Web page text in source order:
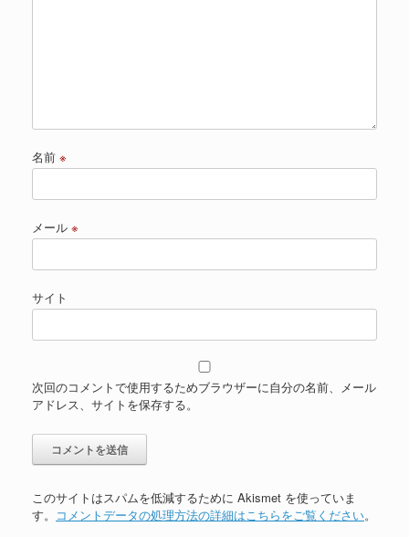
名前 ※
メール ※
サイト
次回のコメントで使用するためブラウザーに自分の名前、メール
アドレス、サイトを保存する。
このサイトはスパムを低減するために Akismet を使っていま
す。 コメントデータの処理方法の詳細はこちらをご覧ください。